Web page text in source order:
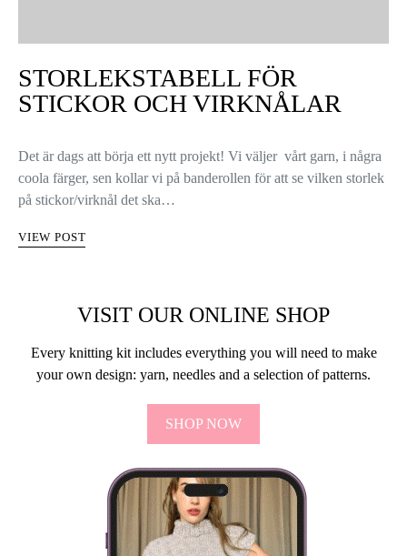
STORLEKSTABELL FÖR
STICKOR OCH VIRKNÅLAR
Det är dags att börja ett nytt projekt! Vi väljer vårt garn, i några
coola färger, sen kollar vi på banderollen för att se vilken storlek
på stickor/virknål det ska…
VIEW POST
VISIT OUR ONLINE SHOP
Every knitting kit includes everything you will need to make
your own design: yarn, needles and a selection of patterns.
SHOP NOW